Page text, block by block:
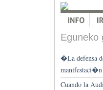
Eguneko
�La defensa
Cuando la